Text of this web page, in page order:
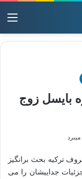
بایسل زوج
ترکیه بحث برانگیز
جداییشان را می